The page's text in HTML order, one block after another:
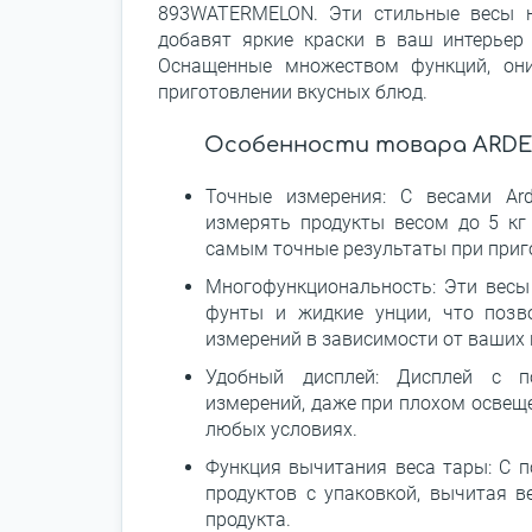
893WATERMELON. Эти стильные
добавят яркие краски в ваш
Оснащенные множеством функций,
приготовлении вкусных блюд.
Особенности товара
Точные измерения: С весами
измерять продукты весом до 5
самым точные результаты при
Многофункциональность: Эти
фунты и жидкие унции, что
измерений в зависимости от ваших
Удобный дисплей: Дисплей с
измерений, даже при плохом
любых условиях.
Функция вычитания веса тары: С
продуктов с упаковкой, вычитая
продукта.